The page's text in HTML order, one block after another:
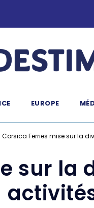
EUROPE
Corsica Ferries mise sur la
sur la